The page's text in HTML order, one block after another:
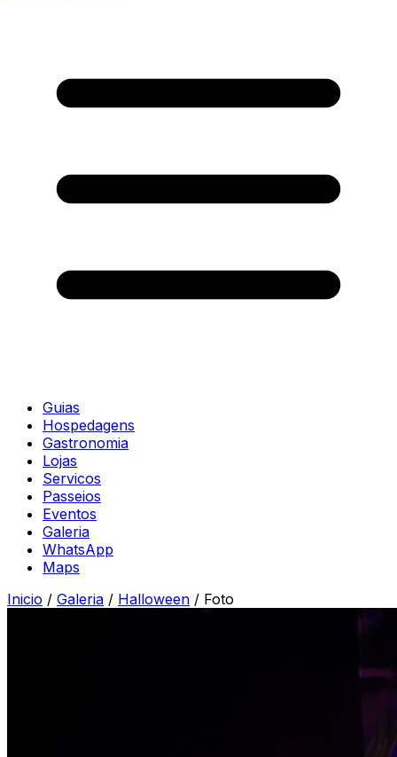
Guias
Hospedagens
Gastronomia
Lojas
Servicos
Passeios
Eventos
Galeria
WhatsApp
Maps
Inicio / Galeria / Halloween / Foto